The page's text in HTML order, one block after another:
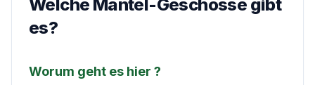
Welche Mantel-Geschosse gibt
es?
Worum geht es hier ?